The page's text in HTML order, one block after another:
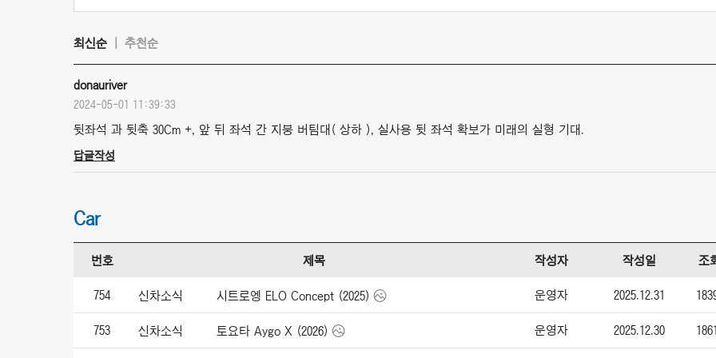
최신순 추천순
donauriver
2024-05-01 11:39:33
뒷좌석 과 뒷축 30Cm +, 앞 뒤 좌석 간 지붕 버팀대( 상하 ), 실사용 뒷 좌석 확보가 미래의 실형 기대.
답글작성
Car
번호 제목 작성자 작성일 조
754 신차소식 시트로엥 ELO Concept (2025) 운영자 2025.12.31
753 신차소식 토요타 Aygo X (2026) 운영자 2025.12.30